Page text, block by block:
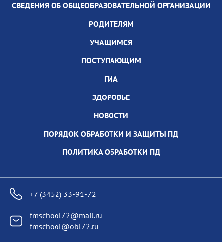
СВЕДЕНИЯ ОБ ОБЩЕОБРАЗОВАТЕЛЬНОЙ ОРГАНИЗАЦИИ
РОДИТЕЛЯМ
УЧАЩИМСЯ
ПОСТУПАЮЩИМ
ГИА
ЗДОРОВЬЕ
НОВОСТИ
ПОРЯДОК ОБРАБОТКИ И ЗАЩИТЫ ПД
ПОЛИТИКА ОБРАБОТКИ ПД
+7 (3452) 33-91-72
fmschool72@mail.ru
fmschool@obl72.ru